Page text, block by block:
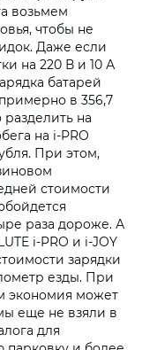
возьмем
чтобы не
Даже если
на 220 В и 10 А
батарей
в 356,7
разделить на
на i‑PRO
При этом,
стоимости
раза дороже. А
i‑PRO и i‑JOY
зарядки
езды. При
экономия может
еще не взяли в
для